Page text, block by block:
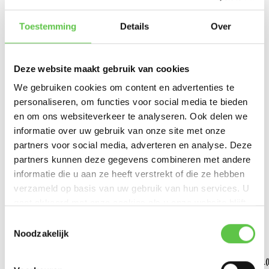
Toestemming Details Over
Deze website maakt gebruik van cookies
We gebruiken cookies om content en advertenties te
personaliseren, om functies voor social media te bieden
en om ons websiteverkeer te analyseren. Ook delen we
informatie over uw gebruik van onze site met onze
partners voor social media, adverteren en analyse. Deze
partners kunnen deze gegevens combineren met andere
informatie die u aan ze heeft verstrekt of die ze hebben
verzameld op basis van uw gebruik van hun services. U
Noodzakelijk
Artikelnummer MG41E-HW
810979017851
Soort antenne Extern
Toon meer
Vergelijk Delen
Bekijk ook
Cisco Meraki